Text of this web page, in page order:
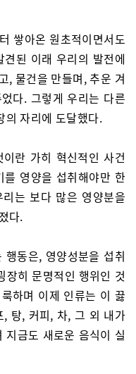
쌓아온 원초적이면서도
된 이래 우리의 발전에
, 물건을 만들며, 추운 겨
다. 그렇게 우리는 다른
의 자리에 도달했다.
란 가히 혁신적인 사건
영양을 섭취해야만 한
는 보다 많은 영양분을
다.
동은, 영양성분을 섭취
장히 문명적인 행위인 것
하며 이제 인류는 이 끓
탕, 커피, 차, 그 외 내가
금도 새로운 음식이 실